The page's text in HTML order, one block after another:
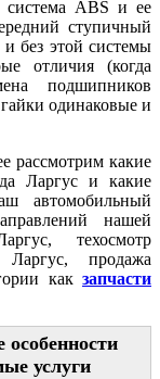
система ABS и ее
ступичный
без этой системы
отличия (когда
подшипников
одинаковые и
рассмотрим какие
Ларгус и какие
автомобильный
нашей
техосмотр
продажа
как запчасти
услуги